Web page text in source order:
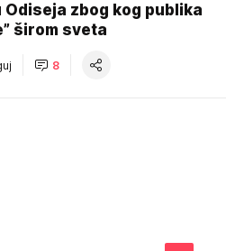
Odiseja zbog kog publika
širom sveta
8